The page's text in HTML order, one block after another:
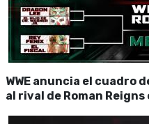
WWE anuncia el cuadro
al rival de Roman Reigns